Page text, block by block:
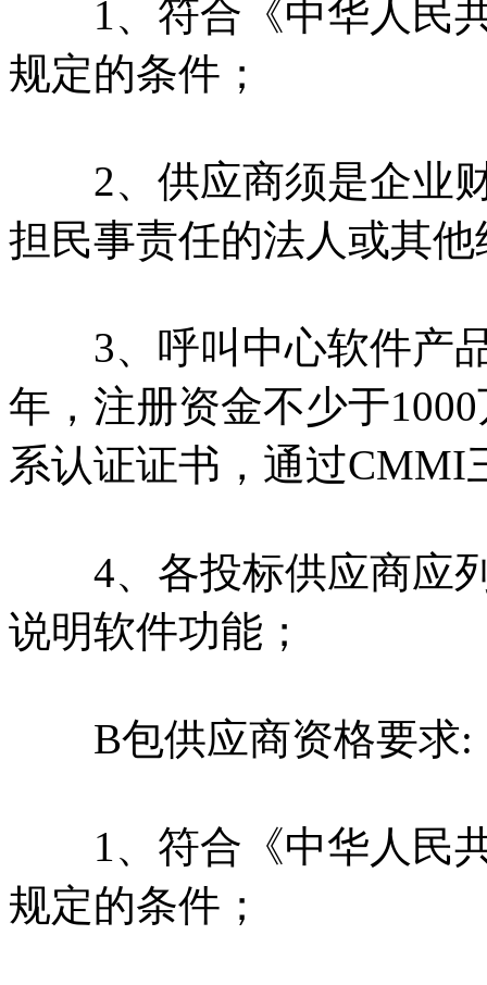
1、符合《中华人民共
规定的条件；
2、供应商须是企业财
担民事责任的法人或其
3、呼叫中心软件产品
年，注册资金不少于
系认证证书，通过CMMI
4、各投标供应商应列
说明软件功能；
B包供应商资格要求:
1、符合《中华人民共
规定的条件；